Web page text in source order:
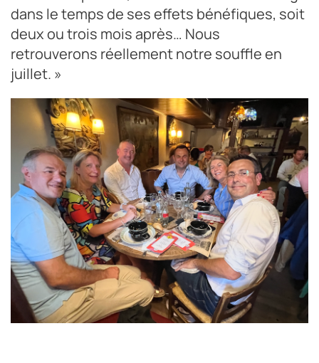
dans le temps de ses effets bénéfiques, soit
deux ou trois mois après… Nous
retrouverons réellement notre souffle en
juillet. »